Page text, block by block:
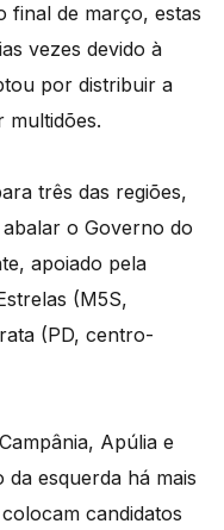
final de março, estas
vezes devido à
por distribuir a
multidões.
três das regiões,
o Governo do
apoiado pela
(M5S,
(PD, centro-
Apúlia e
esquerda há mais
candidatos